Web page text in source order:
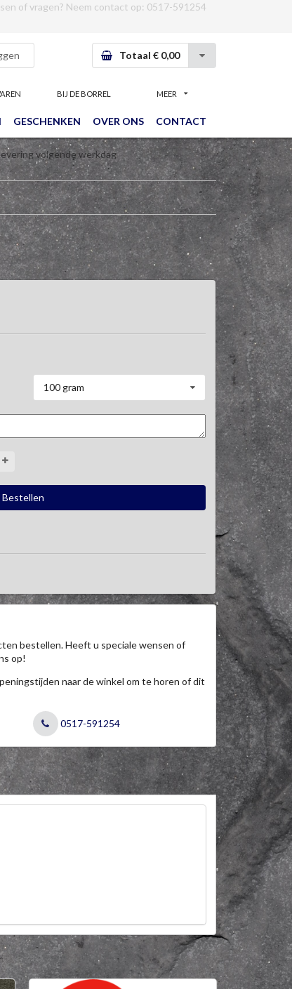
of vragen? Neem contact op: 0517-591254
Totaal € 0,00
BIJ DE BORREL MEER
GESCHENKEN OVER ONS CONTACT
volgende werkdag
100 gram
bestellen. Heeft u speciale wensen of
op!
naar de winkel om te horen of dit
0517-591254